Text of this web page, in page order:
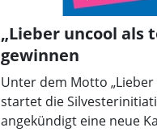
„Lieber uncool als
gewinnen
Unter dem Motto
startet die
angekündigt eine neue